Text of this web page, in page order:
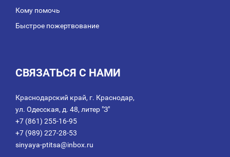
Кому помочь
Быстрое пожертвование
СВЯЗАТЬСЯ С НАМИ
Краснодарский край, г. Краснодар,
ул. Одесская, д. 48, литер "З"
+7 (861) 255-16-95
+7 (989) 227-28-53
sinyaya-ptitsa@inbox.ru